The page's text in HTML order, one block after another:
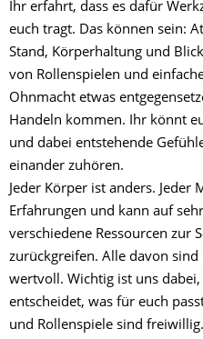
Ihr erfahrt, dass es dafür
euch tragt. Das können sein:
Stand, Körperhaltung und
von Rollenspielen und
Ohnmacht etwas
Handeln kommen. Ihr könnt
und dabei entstehende
einander zuhören.
Jeder Körper ist anders.
Erfahrungen und kann auf sehr
verschiedene Ressourcen zur
zurückgreifen. Alle davon sind
wertvoll. Wichtig ist uns
entscheidet, was für euch
und Rollenspiele sind